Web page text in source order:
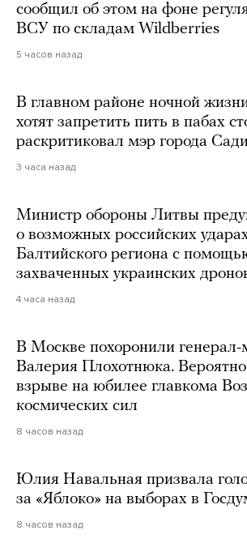
сообщил об этом на фоне
ВСУ по складам Wildberries
5 часов назад
В главном районе ночной
хотят запретить пить в пабах
раскритиковал мэр города
3 часа назад
Министр обороны Литвы
о возможных российских
Балтийского региона с
захваченных украинских
4 часа назад
В Москве похоронили генерал-
Валерия Плохотнюка.
взрыве на юбилее главкома
космических сил
8 часов назад
Юлия Навальная призвала
за «Яблоко» на выборах в
8 часов назад